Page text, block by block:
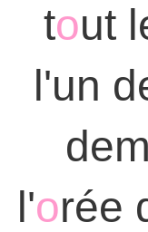
tout
l'un
dem
l'orée